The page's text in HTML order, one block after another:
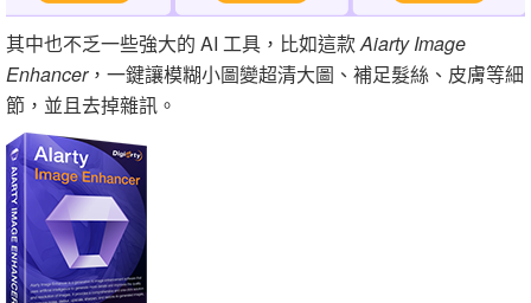
其中也不乏一些強大的 AI 工具，比如這款Aiarty Image
Enhancer，一鍵讓模糊小圖變超清大圖、補足髮絲、皮膚等細
節，並且去掉雜訊。